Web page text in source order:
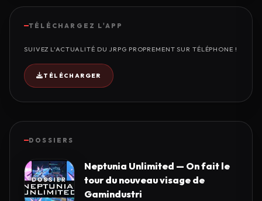
TÉLÉCHARGEZ L'APP
SUIVEZ L'ACTUALITÉ DU JRPG PROPREMENT SUR TÉLÉPHONE !
TÉLÉCHARGER
DOSSIERS
Neptunia Unlimited — On fait le
tour du nouveau visage de
Gamindustri